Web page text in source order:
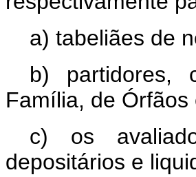
a) tabeliães de
b) partidores,
Família, de
c) os
depositários e